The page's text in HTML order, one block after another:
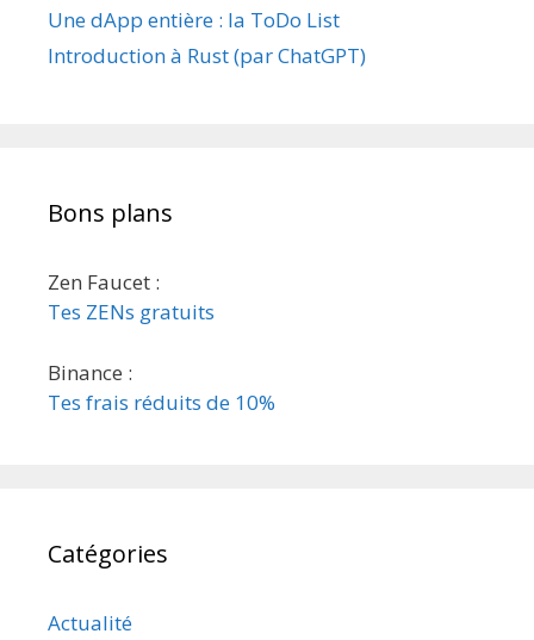
Une dApp entière : la ToDo List
Introduction à Rust (par ChatGPT)
Bons plans
Zen Faucet :
Tes ZENs gratuits
Binance :
Tes frais réduits de 10%
Catégories
Actualité